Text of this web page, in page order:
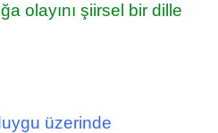
olayını şiirsel bir dille
üzerinde